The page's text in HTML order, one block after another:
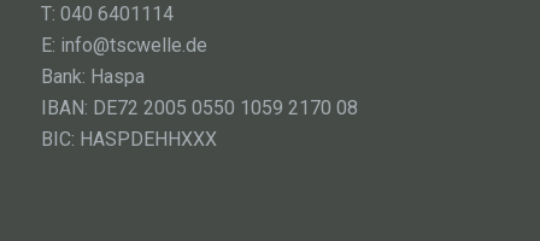
T: 040 6401114
E: info@tscwelle.de
Bank: Haspa
IBAN: DE72 2005 0550 1059 2170 08
BIC: HASPDEHHXXX